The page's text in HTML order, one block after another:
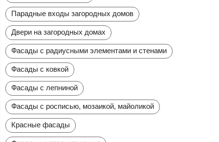
Парадные входы загородных домов
Двери на загородных домах
Фасады с радиусными элементами и стенами
Фасады с ковкой
Фасады с лепниной
Фасады с росписью, мозаикой, майоликой
Красные фасады